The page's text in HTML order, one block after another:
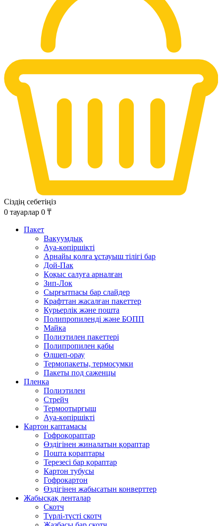
Сіздің себетіңіз
0 тауарлар 0 ₸
Пакет
Вакуумдық
Ауа-көпіршікті
Арнайы қолға ұстауыш тілігі бар
Дой-Пак
Қоқыс салуға арналған
Зип-Лок
Сырғытпасы бар слайдер
Крафттан жасалған пакеттер
Курьерлік және пошта
Полипропиленді және БОПП
Майка
Полиэтилен пакеттері
Полипропилен қабы
Өлшеп-орау
Термопакеты, термосумки
Пакеты под саженцы
Пленка
Полиэтилен
Стрейч
Термоотырғыш
Ауа-көпіршікті
Картон қаптамасы
Гофроқораптар
Өздігінен жиналатын қораптар
Пошта қораптары
Терезесі бар қораптар
Картон тубусы
Гофрокартон
Өздігінен жабысатын конверттер
Жабысқақ ленталар
Скотч
Түрлі-түсті скотч